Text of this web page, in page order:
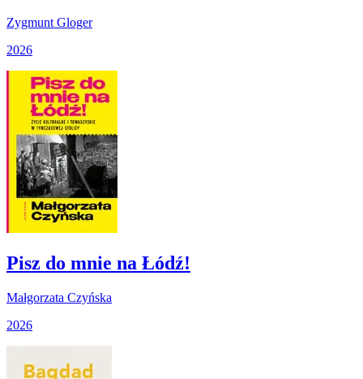
Zygmunt Gloger
2026
Pisz do mnie na Łódź!
Małgorzata Czyńska
2026